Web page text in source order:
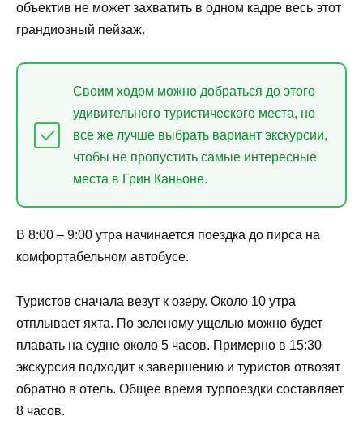
объектив не может захватить в одном кадре весь этот
грандиозный пейзаж.
Своим ходом можно добраться до этого
удивительного туристического места, но
все же лучше выбрать вариант экскурсии,
чтобы не пропустить самые интересные
места в Грин Каньоне.
В 8:00 – 9:00 утра начинается поездка до пирса на
комфортабельном автобусе.
Туристов сначала везут к озеру. Около 10 утра
отплывает яхта. По зеленому ущелью можно будет
плавать на судне около 5 часов. Примерно в 15:30
экскурсия подходит к завершению и туристов отвозят
обратно в отель. Общее время турпоездки составляет
8 часов.